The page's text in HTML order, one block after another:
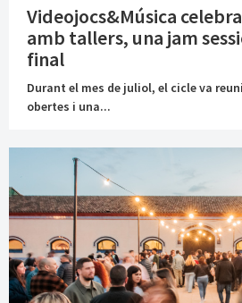
Videojocs&Música
amb tallers, una jam
final
Durant el mes de juliol, el cicle va
obertes i una...